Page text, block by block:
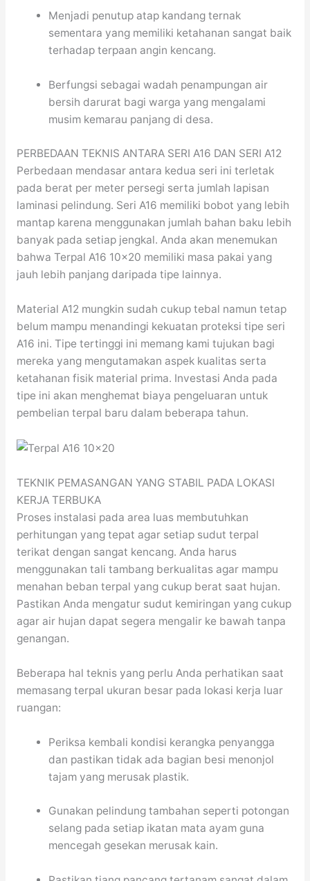
Menjadi penutup atap kandang ternak
sementara yang memiliki ketahanan sangat baik
terhadap terpaan angin kencang.
Berfungsi sebagai wadah penampungan air
bersih darurat bagi warga yang mengalami
musim kemarau panjang di desa.
PERBEDAAN TEKNIS ANTARA SERI A16 DAN SERI A12
Perbedaan mendasar antara kedua seri ini terletak
pada berat per meter persegi serta jumlah lapisan
laminasi pelindung. Seri A16 memiliki bobot yang lebih
mantap karena menggunakan jumlah bahan baku lebih
banyak pada setiap jengkal. Anda akan menemukan
bahwa Terpal A16 10×20 memiliki masa pakai yang
jauh lebih panjang daripada tipe lainnya.
Material A12 mungkin sudah cukup tebal namun tetap
belum mampu menandingi kekuatan proteksi tipe seri
A16 ini. Tipe tertinggi ini memang kami tujukan bagi
mereka yang mengutamakan aspek kualitas serta
ketahanan fisik material prima. Investasi Anda pada
tipe ini akan menghemat biaya pengeluaran untuk
pembelian terpal baru dalam beberapa tahun.
TEKNIK PEMASANGAN YANG STABIL PADA LOKASI
KERJA TERBUKA
Proses instalasi pada area luas membutuhkan
perhitungan yang tepat agar setiap sudut terpal
terikat dengan sangat kencang. Anda harus
menggunakan tali tambang berkualitas agar mampu
menahan beban terpal yang cukup berat saat hujan.
Pastikan Anda mengatur sudut kemiringan yang cukup
agar air hujan dapat segera mengalir ke bawah tanpa
genangan.
Beberapa hal teknis yang perlu Anda perhatikan saat
memasang terpal ukuran besar pada lokasi kerja luar
ruangan:
Periksa kembali kondisi kerangka penyangga
dan pastikan tidak ada bagian besi menonjol
tajam yang merusak plastik.
Gunakan pelindung tambahan seperti potongan
selang pada setiap ikatan mata ayam guna
mencegah gesekan merusak kain.